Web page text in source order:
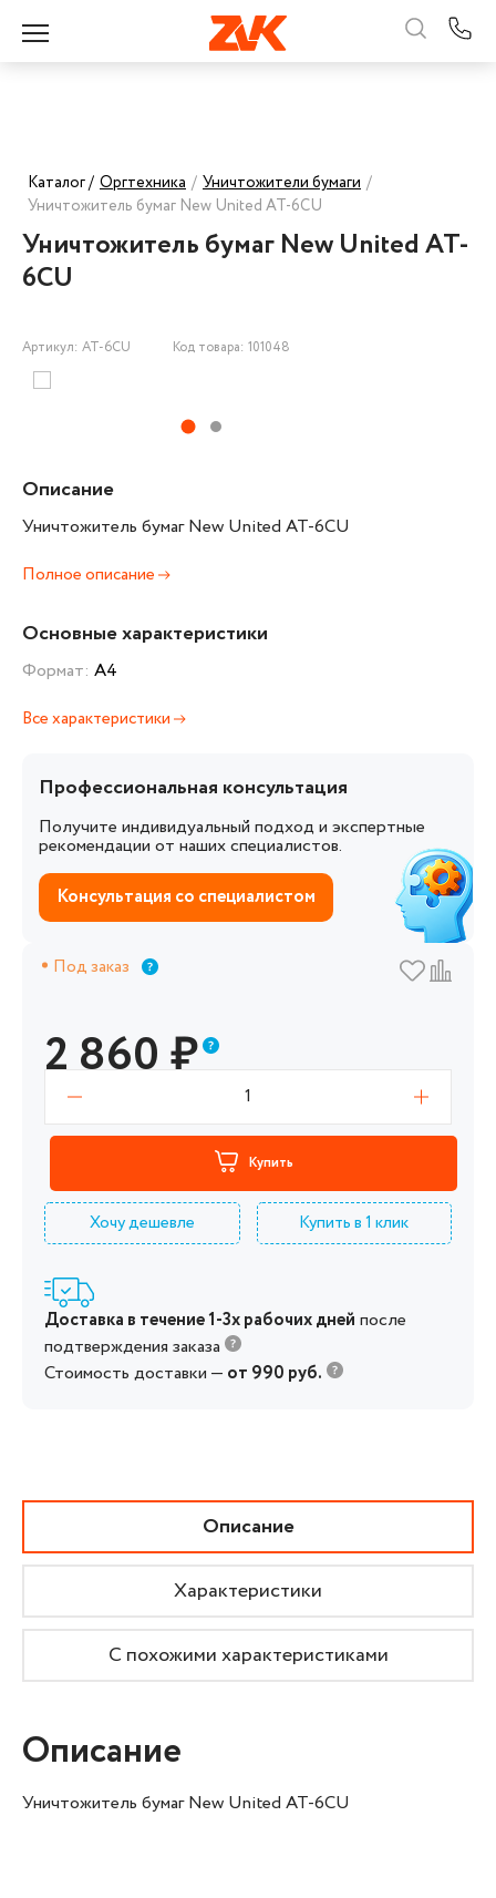
Каталог / Оргтехника / Уничтожители бумаги /
Уничтожитель бумаг New United AT-6CU
Уничтожитель бумаг New United AT-
6CU
Артикул: AT-6CU Код товара: 101048
Описание
Уничтожитель бумаг New United AT-6CU
Полное описание
Основные характеристики
Формат: А4
Все характеристики
Профессиональная консультация
Получите индивидуальный подход и экспертные
рекомендации от наших специалистов.
Консультация со специалистом
Под заказ
2 860₽
1
Купить
Хочу дешевле Купить в 1 клик
Доставка в течение 1-3х рабочих дней после
подтверждения заказа
Стоимость доставки — от 990 руб.
Описание
Характеристики
С похожими характеристиками
Описание
Уничтожитель бумаг New United AT-6CU